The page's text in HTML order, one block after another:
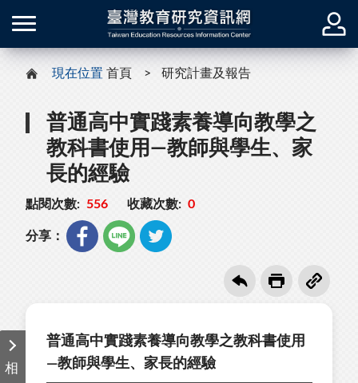
現在位置 首頁 研究計畫及報告
普通高中實踐素養導向教學之
教科書使用—教師與學生、家
長的經驗
點閱次數: 556 收藏次數: 0
分享：
相
普通高中實踐素養導向教學之教科書使用
—教師與學生、家長的經驗